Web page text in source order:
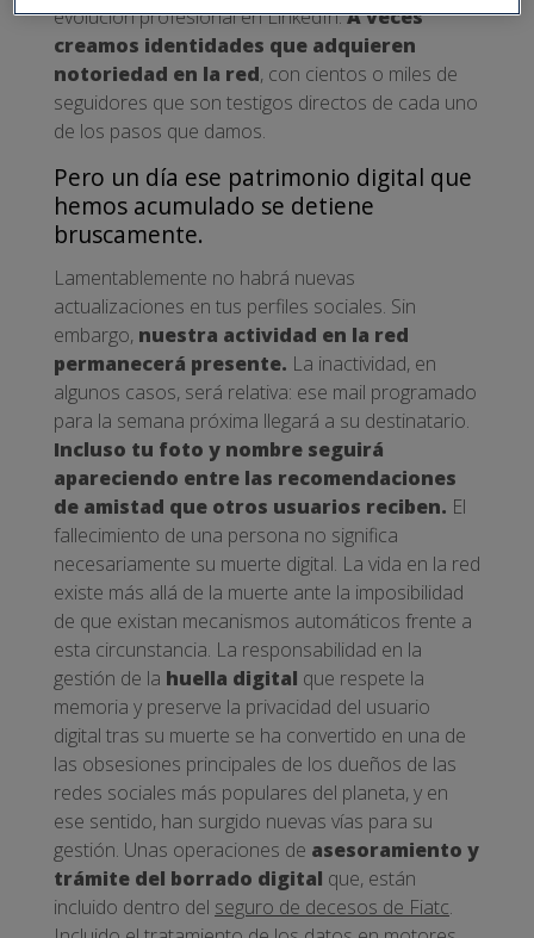
evolución profesional en LinkedIn.A veces
creamos identidades que adquieren
notoriedad en la red, con cientos o miles de
seguidores que son testigos directos de cada uno
de los pasos que damos.
Pero un día ese patrimonio digital que
hemos acumulado se detiene
bruscamente.
Lamentablemente no habrá nuevas
actualizaciones en tus perfiles sociales. Sin
embargo, nuestra actividad en la red
permanecerá presente. La inactividad, en
algunos casos, será relativa: ese mail programado
para la semana próxima llegará a su destinatario.
Incluso tu foto y nombre seguirá
apareciendo entre las recomendaciones
de amistad que otros usuarios reciben. El
fallecimiento de una persona no significa
necesariamente su muerte digital. La vida en la red
existe más allá de la muerte ante la imposibilidad
de que existan mecanismos automáticos frente a
esta circunstancia. La responsabilidad en la
gestión de la huella digital que respete la
memoria y preserve la privacidad del usuario
digital tras su muerte se ha convertido en una de
las obsesiones principales de los dueños de las
redes sociales más populares del planeta, y en
ese sentido, han surgido nuevas vías para su
gestión. Unas operaciones de asesoramiento y
trámite del borrado digital que, están
incluido dentro del seguro de decesos de Fiatc.